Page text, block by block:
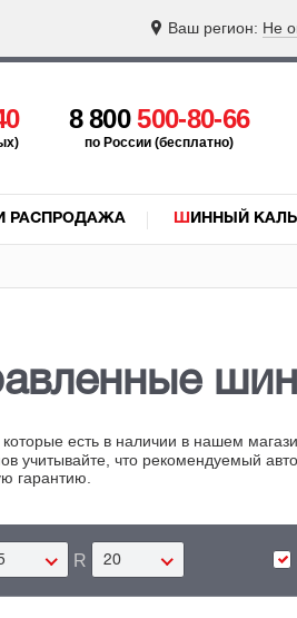
Ваш регион: Не
8 800500-80-66
по России (бесплатно)
И РАСПРОДАЖА ШИННЫЙ
, которые есть в наличии в нашем
что рекомендуемый
гарантию.
R 20